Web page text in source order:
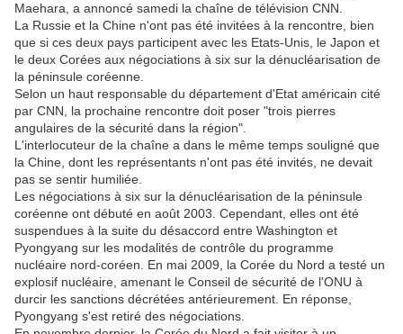
Maehara, a annoncé samedi la chaîne de télévision CNN.
La Russie et la Chine n'ont pas été invitées à la rencontre, bien
que si ces deux pays participent avec les Etats-Unis, le Japon et
le deux Corées aux négociations à six sur la dénucléarisation de
la péninsule coréenne.
Selon un haut responsable du département d'Etat américain cité
par CNN, la prochaine rencontre doit poser "trois pierres
angulaires de la sécurité dans la région".
L'interlocuteur de la chaîne a dans le même temps souligné que
la Chine, dont les représentants n'ont pas été invités, ne devait
pas se sentir humiliée.
Les négociations à six sur la dénucléarisation de la péninsule
coréenne ont débuté en août 2003. Cependant, elles ont été
suspendues à la suite du désaccord entre Washington et
Pyongyang sur les modalités de contrôle du programme
nucléaire nord-coréen. En mai 2009, la Corée du Nord a testé un
explosif nucléaire, amenant le Conseil de sécurité de l'ONU à
durcir les sanctions décrétées antérieurement. En réponse,
Pyongyang s'est retiré des négociations.